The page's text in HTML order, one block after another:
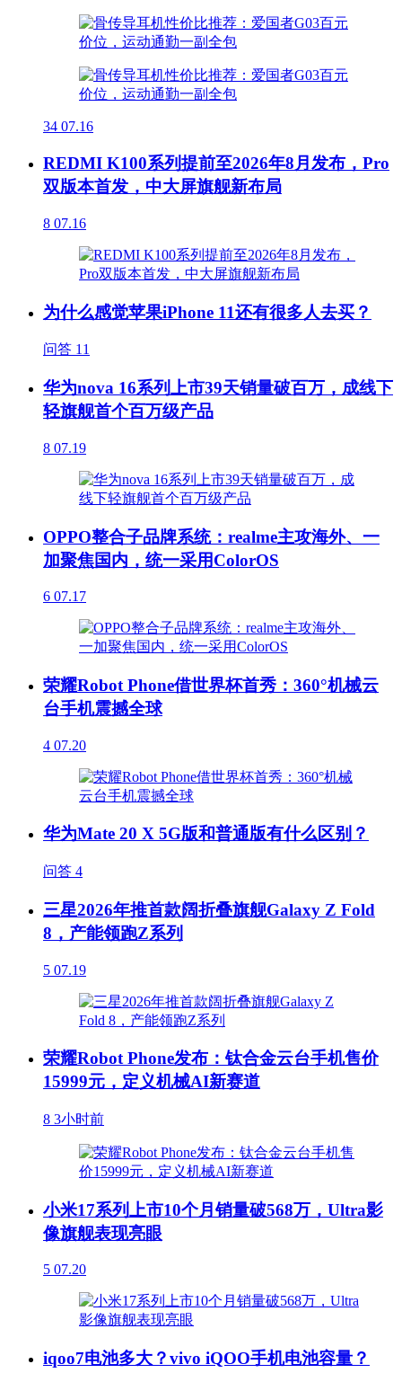
34 07.16
REDMI K100系列提前至2026年8月发布，Pro
双版本首发，中大屏旗舰新布局
8 07.16
为什么感觉苹果iPhone 11还有很多人去买？
问答 11
华为nova 16系列上市39天销量破百万，成线下
轻旗舰首个百万级产品
8 07.19
OPPO整合子品牌系统：realme主攻海外、一
加聚焦国内，统一采用ColorOS
6 07.17
荣耀Robot Phone借世界杯首秀：360°机械云
台手机震撼全球
4 07.20
华为Mate 20 X 5G版和普通版有什么区别？
问答 4
三星2026年推首款阔折叠旗舰Galaxy Z Fold
8，产能领跑Z系列
5 07.19
荣耀Robot Phone发布：钛合金云台手机售价
15999元，定义机械AI新赛道
8 3小时前
小米17系列上市10个月销量破568万，Ultra影
像旗舰表现亮眼
5 07.20
iqoo7电池多大？vivo iQOO手机电池容量？